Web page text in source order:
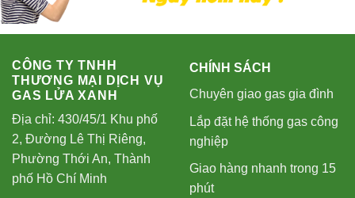
CÔNG TY TNHH
THƯƠNG MẠI DỊCH VỤ
GAS LỬA XANH
Địa chỉ: 430/45/1 Khu phố
2, Đường Lê Thị Riêng,
Phường Thới An, Thành
phố Hồ Chí Minh
CHÍNH SÁCH
Chuyên giao gas gia đình
Lắp đặt hệ thống gas công
nghiệp
Giao hàng nhanh trong 15
phút